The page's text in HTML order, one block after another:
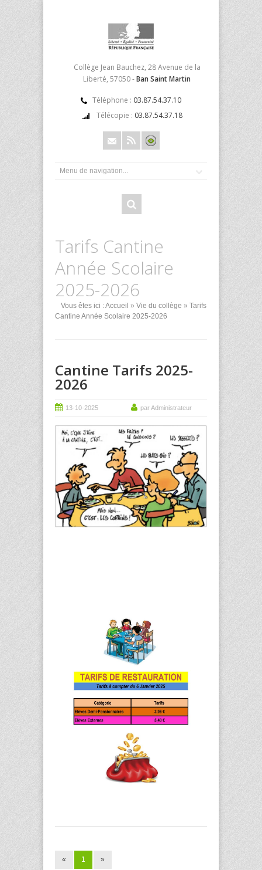
Collège Jean Bauchez, 28 Avenue de la
Liberté, 57050 -Ban Saint Martin
Téléphone : 03.87.54.37.10
Télécopie : 03.87.54.37.18
Tarifs Cantine
Année Scolaire
2025-2026
Vous êtes ici :Accueil » Vie du collège » Tarifs
Cantine Année Scolaire 2025-2026
Cantine Tarifs 2025-
2026
13-10-2025 par Administrateur
« 1 »